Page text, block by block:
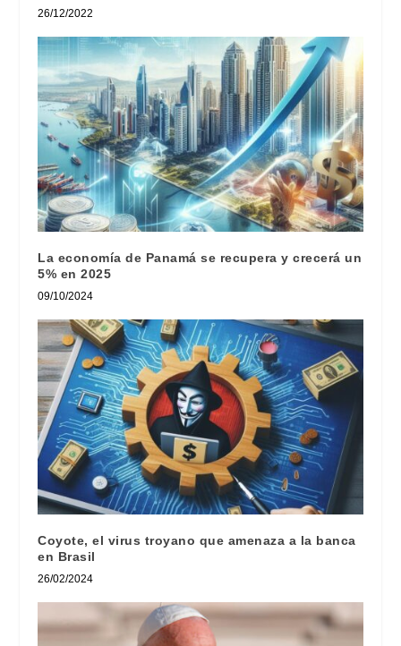
26/12/2022
La economía de Panamá se recupera y crecerá un
5% en 2025
09/10/2024
Coyote, el virus troyano que amenaza a la banca
en Brasil
26/02/2024